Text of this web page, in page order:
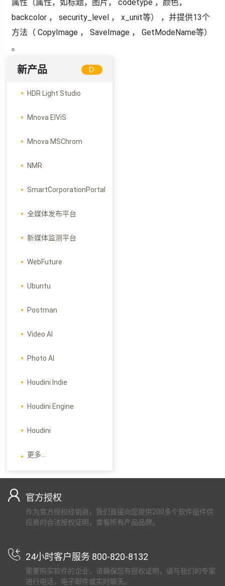
属性（属性，如标题，图片， codetype ，颜色，
backcolor ， security_level ， x_unit等） ，并提供13个
方法（ CopyImage ， SaveImage ， GetModeName等）
。
新产品
HDR Light Studio
Mnova ElViS
Mnova MSChrom
NMR
SmartCorporationPortal
全媒体发布平台
新媒体监测平台
WebFuture
Ubuntu
Postman
Video AI
Photo AI
Houdini Indie
Houdini Engine
Houdini
更多...
官方授权
作为官方授权经销商，我们直接向您提供200多个软件组件供
应商的合法授权证明，查看所有产品品牌。
24小时客户服务 800-820-8132
需要购买软件的企业，请确保您有授权证明，请与我们的专家
进行电话，电子邮件或实时聊天。